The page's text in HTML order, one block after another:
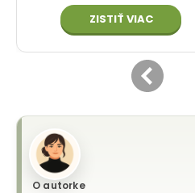
O autorke